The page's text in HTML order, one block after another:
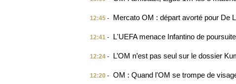
12:45 - Mercato OM : départ avorté pour De
12:41 - L'UEFA menace Infantino de
12:24 - L’OM n’est pas seul sur le dossier
12:20 - OM : Quand l'OM se trompe de